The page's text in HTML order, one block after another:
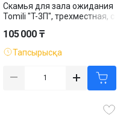
Скамья для зала ожидания
Tomili "T-3П", трехместная, с
105 000 ₸
Тапсырысқа